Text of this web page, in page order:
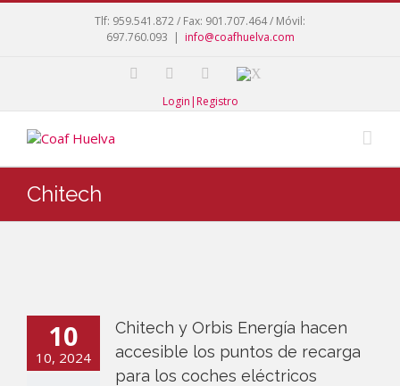
Tlf: 959.541.872 / Fax: 901.707.464 / Móvil:
697.760.093 | info@coafhuelva.com
Login|Registro
Chitech
10
10, 2024
Chitech y Orbis Energía hacen
accesible los puntos de recarga
para los coches eléctricos